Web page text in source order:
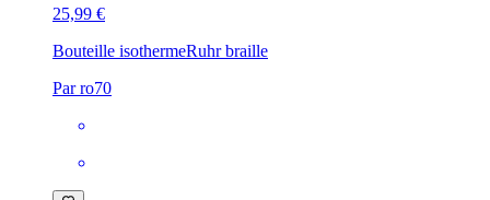
25,99 €
Bouteille isothermeRuhr braille
Par ro70